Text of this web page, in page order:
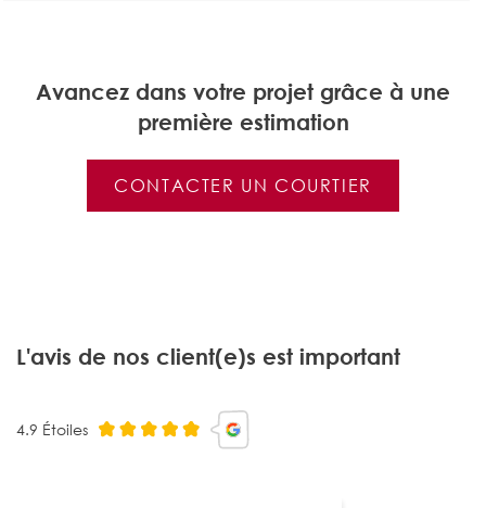
Avancez dans votre projet grâce à une
première estimation
CONTACTER UN COURTIER
L'avis de nos client(e)s est important
4.9 Étoiles